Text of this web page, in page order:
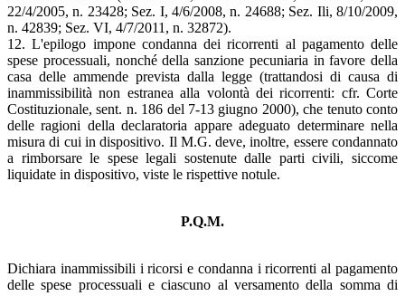
22/4/2005, n. 23428; Sez. I, 4/6/2008, n. 24688; Sez. Ili, 8/10/2009,
n. 42839; Sez. VI, 4/7/2011, n. 32872).
12. L'epilogo impone condanna dei ricorrenti al pagamento delle
spese processuali, nonché della sanzione pecuniaria in favore della
casa delle ammende prevista dalla legge (trattandosi di causa di
inammissibilità non estranea alla volontà dei ricorrenti: cfr. Corte
Costituzionale, sent. n. 186 del 7-13 giugno 2000), che tenuto conto
delle ragioni della declaratoria appare adeguato determinare nella
misura di cui in dispositivo. Il M.G. deve, inoltre, essere condannato
a rimborsare le spese legali sostenute dalle parti civili, siccome
liquidate in dispositivo, viste le rispettive notule.
P.Q.M.
Dichiara inammissibili i ricorsi e condanna i ricorrenti al pagamento
delle spese processuali e ciascuno al versamento della somma di